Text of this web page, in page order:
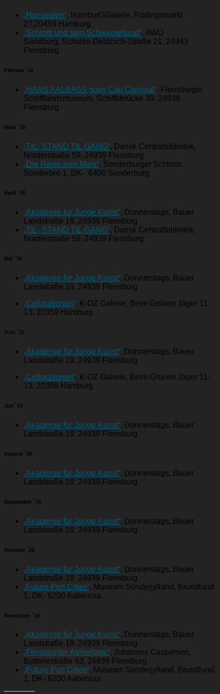
„Hanseaten“, HamburGGalerie, Rödingsmarkt
27,20459 Hamburg
„Schrotti und sein Schweinehund“, AWO
Sandberg, Schulze-Delitzsch-Straße 21, 24943
Flensburg
Februar `16
„HANS AALBASS goes Cap Carnival“, Flensburger
Schifffahrtsmuseum, Schiffsbrücke 39, 24939
Flensburg
März `16
„TIL- STAND TIL-GANG“, Dansk Centralbibliotek,
Norderstraße 59, 24939 Flensburg
„Die Reise zum Mars“, Sonderburger Schloss,
Sönderbro 1, DK- 6400 Sonderburg
April `16
„Akademie für Junge Kunst“, Donnerstags, Bauer
Landstraße 19, 24939 Flensburg
„TIL- STAND TIL-GANG“, Dansk Centralbibliotek,
Norderstraße 59, 24939 Flensburg
Mai `16
„Akademie für Junge Kunst“, Donnerstags, Bauer
Landstraße 19, 24939 Flensburg
„Collorationen“, K-OZ Galerie, Beim Grünen Jäger 11-
13, 20359 Hamburg
Juni `16
„Akademie für Junge Kunst“, Donnerstags, Bauer
Landstraße 19, 24939 Flensburg
„Collorationen“, K-OZ Galerie, Beim Grünen Jäger 11-
13, 20359 Hamburg
Juli `16
„Akademie für Junge Kunst“, Donnerstags, Bauer
Landstraße 19, 24939 Flensburg
August `16
„Akademie für Junge Kunst“, Donnerstags, Bauer
Landstraße 19, 24939 Flensburg
September `16
„Akademie für Junge Kunst“, Donnerstags, Bauer
Landstraße 19, 24939 Flensburg
Oktober `16
„Akademie für Junge Kunst“, Donnerstags, Bauer
Landstraße 19, 24939 Flensburg
„Future Port Cities“, Museum Sönderjylland, Brundlund
1, DK- 6200 Aabenraa
November `16
„Akademie für Junge Kunst“, Donnerstags, Bauer
Landstraße 19, 24939 Flensburg
„Flensburger Ateliertage“, Johannes Caspersen,
Batteriestraße 63, 24939 Flensburg
„Future Port Cities“, Museum Sönderjylland, Brundlund
1, DK- 6200 Aabenraa